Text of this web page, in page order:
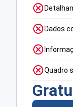
Dados
Quadro